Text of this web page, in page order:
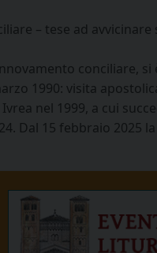
– tese ad
conciliare,
1990: visita
nel 1999, a cui
Dal 15 febbraio 2025